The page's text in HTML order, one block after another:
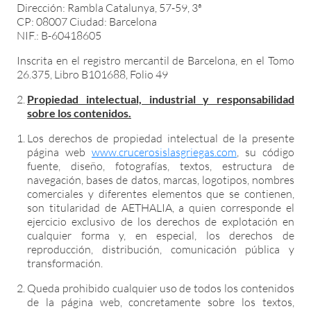
Dirección: Rambla Catalunya, 57-59, 3ª
CP: 08007 Ciudad: Barcelona
NIF.: B-60418605
Inscrita en el registro mercantil de Barcelona, en el Tomo
26.375, Libro B101688, Folio 49
Propiedad intelectual, industrial y responsabilidad
sobre los contenidos.
Los derechos de propiedad intelectual de la presente
página web www.crucerosislasgriegas.com, su código
fuente, diseño, fotografías, textos, estructura de
navegación, bases de datos, marcas, logotipos, nombres
comerciales y diferentes elementos que se contienen,
son titularidad de AETHALIA, a quien corresponde el
ejercicio exclusivo de los derechos de explotación en
cualquier forma y, en especial, los derechos de
reproducción, distribución, comunicación pública y
transformación.
Queda prohibido cualquier uso de todos los contenidos
de la página web, concretamente sobre los textos,